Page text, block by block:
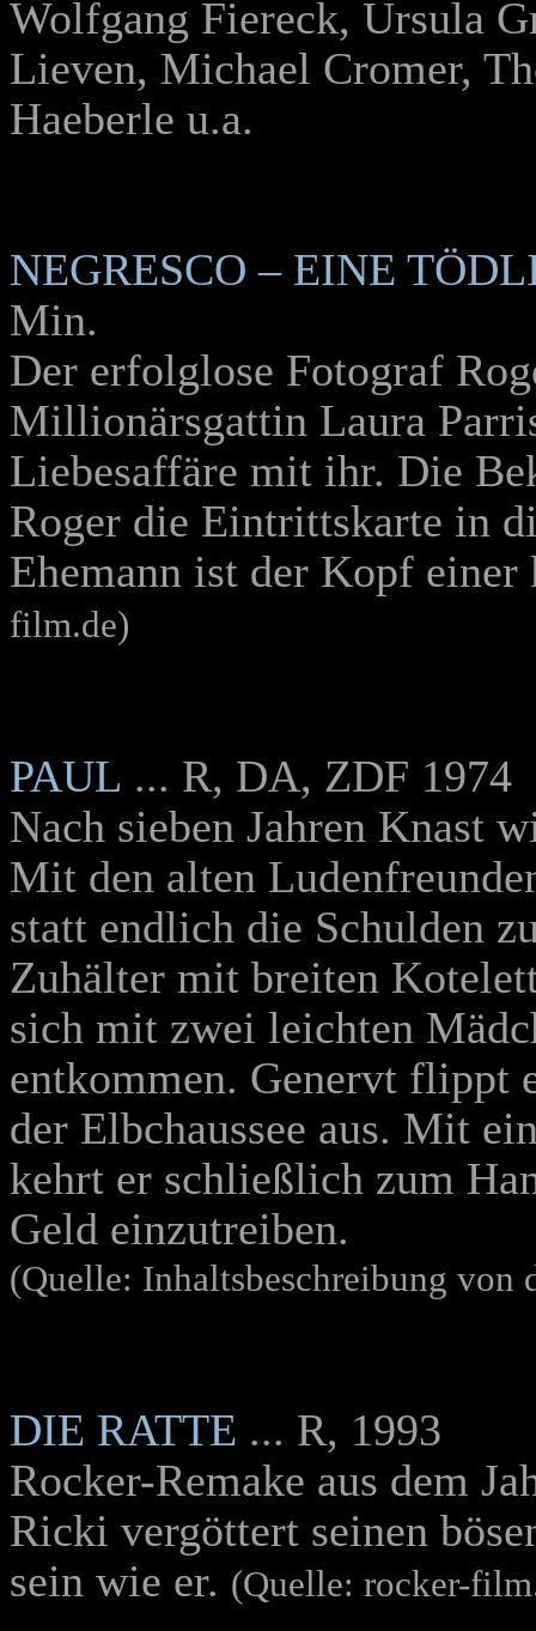
Wolfgang Fiereck, Ursula
Lieven, Michael Cromer,
Haeberle u.a.
NEGRESCO – EINE
Min.
Der erfolglose Fotograf
Millionärsgattin Laura
Liebesaffäre mit ihr. Die
Roger die Eintrittskarte in
Ehemann ist der Kopf
film.de)
PAUL ... R, DA, ZDF 1974
Nach sieben Jahren Knast
Mit den alten
statt endlich die Schulden
Zuhälter mit breiten
sich mit zwei leichten
entkommen. Genervt flippt
der Elbchaussee aus. Mit
kehrt er schließlich zum
Geld einzutreiben.
(Quelle: Inhaltsbeschreibung von
DIE RATTE ... R, 1993
Rocker-Remake aus dem
Ricki vergöttert seinen
sein wie er. (Quelle: rocker-